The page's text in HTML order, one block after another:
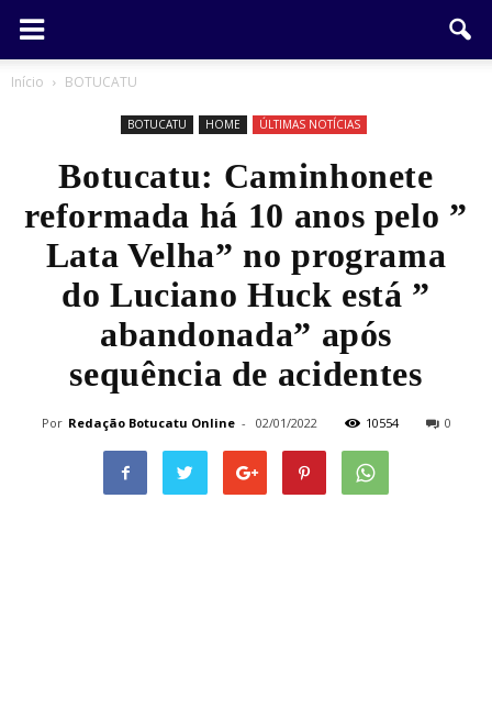
Início BOTUCATU
BOTUCATU HOME ÚLTIMAS NOTÍCIAS
Botucatu: Caminhonete
reformada há 10 anos pelo ”
Lata Velha” no programa
do Luciano Huck está ”
abandonada” após
sequência de acidentes
Por Redação Botucatu Online - 02/01/2022 10554 0